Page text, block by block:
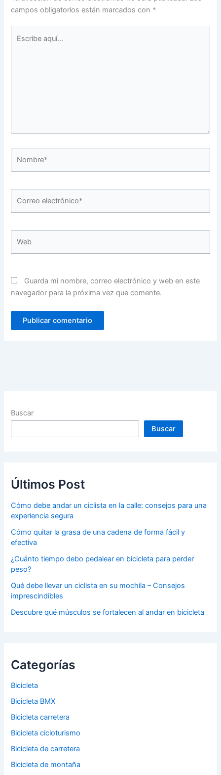
campos obligatorios están marcados con *
aquí...
electrónico*
Guarda mi nombre, correo electrónico y web en este
navegador para la próxima vez que comente.
Buscar
Buscar
Últimos Post
Cómo debe andar un ciclista en la calle: consejos para una
experiencia segura
Cómo quitar la grasa de una cadena de forma fácil y
efectiva
¿Cuánto tiempo debo pedalear en bicicleta para perder
peso?
Qué debe llevar un ciclista en su mochila – Consejos
imprescindibles
Descubre qué músculos se fortalecen al andar en bicicleta
Categorías
Bicicleta
Bicicleta BMX
Bicicleta carretera
Bicicleta cicloturismo
Bicicleta de carretera
Bicicleta de montaña